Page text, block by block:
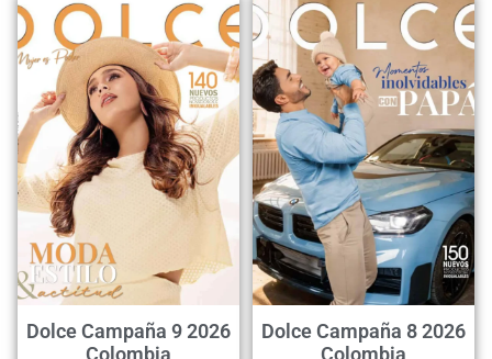
Dolce Campaña 9 2026
Colombia
Dolce Campaña 8 2026
Colombia